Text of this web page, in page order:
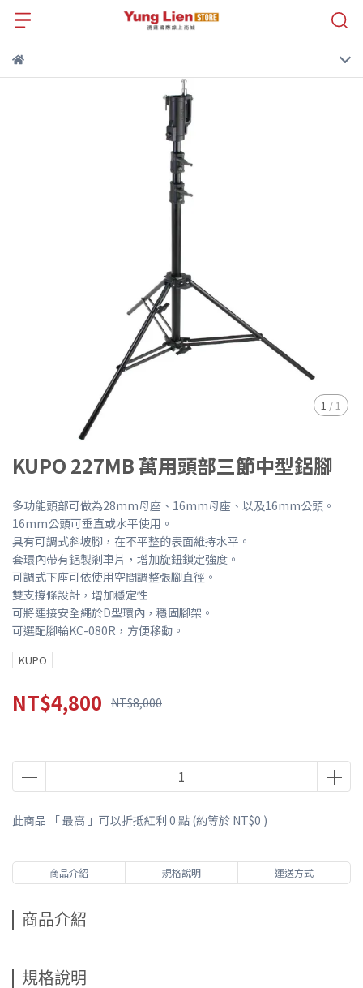
1 / 1
KUPO 227MB 萬用頭部三節中型鋁腳
多功能頭部可做為28mm母座、16mm母座、以及16mm公頭。
16mm公頭可垂直或水平使用。
具有可調式斜坡腳，在不平整的表面維持水平。
套環內帶有鋁製剎車片，增加旋鈕鎖定強度。
可調式下座可依使用空間調整張腳直徑。
雙支撐條設計，增加穩定性
可將連接安全繩於D型環內，穩固腳架。
可選配腳輪KC-080R，方便移動。
KUPO
NT$4,800 NT$8,000
此商品 「 最高 」可以折抵紅利 0 點 (約等於 NT$0 )
商品介紹 規格說明 運送方式
商品介紹
規格說明